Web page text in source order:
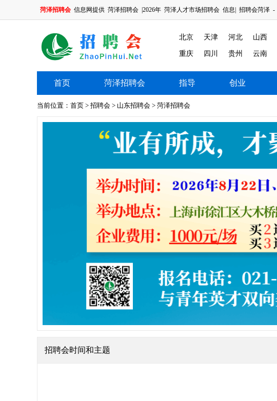
菏泽招聘会 信息网提供 菏泽招聘会 |2026年 菏泽人才市场招聘会 信息| 招聘会菏泽 -
菏泽招聘会
北京 天津 河北 山西
重庆 四川 贵州 云南
首页 菏泽招聘会 指导 创业
当前位置： 首页 > 招聘会 > 山东招聘会 > 菏泽招聘会
招聘会时间和主题